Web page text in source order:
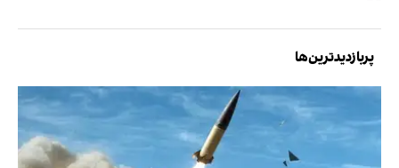
پربازدیدترین‌ها